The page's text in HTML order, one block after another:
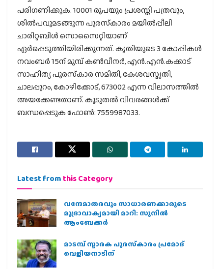
പരിഗണിക്കുക. 10001 രൂപയും പ്രശസ്തി പത്രവും,
ശിൽപവുമടങ്ങുന്ന പുരസ്‌കാരം മയിൽപ്പീലി
ചാരിറ്റബിൾ സൊസൈറ്റിയാണ്
ഏർപ്പെടുത്തിയിരിക്കുന്നത്. കൃതിയുടെ 3 കോപ്പികൾ
നവംബർ 15ന് മുമ്പ് കൺവീനർ, എൻ.എൻ.കക്കാട്
സാഹിത്യ പുരസ്‌കാര സമിതി, കേശവസ്മൃതി,
ചാലപ്പുറം, കോഴിക്കോട്, 673002 എന്ന വിലാസത്തിൽ
അയക്കേണ്ടതാണ്. കൂടുതൽ വിവരങ്ങൾക്ക്
ബന്ധപ്പെടുക ഫോൺ: 7559987033.
Latest from this Category
വന്ദേമാതരവും സാധാരണക്കാരുടെ
മുദ്രാവാക്യമായി മാറി: സുനിൽ
ആംബേക്കർ
മാടമ്പ് സ്മാരക പുരസ്‌കാരം പ്രമോദ്
വെളിയനാടിന്